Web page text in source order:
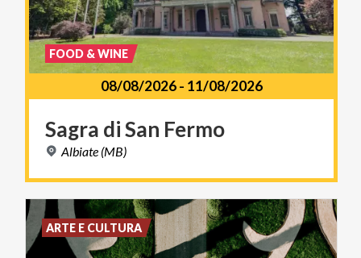
08/08/2026- 11/08/2026
Sagra diSan Fermo
Albiate (MB)
FOOD & WINE
ARTE E CULTURA